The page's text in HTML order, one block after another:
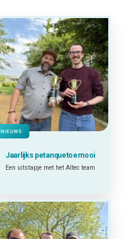
NIEUWS
Jaarlijks petanquetoernooi
Een uitstapje met het Altec team